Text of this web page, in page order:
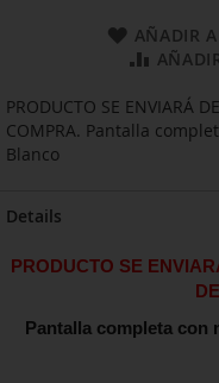
AÑADIR
PRODUCTO SE ENVIARÁ
COMPRA. Pantalla
Blanco
Details
PRODUCTO SE
Pantalla completa con